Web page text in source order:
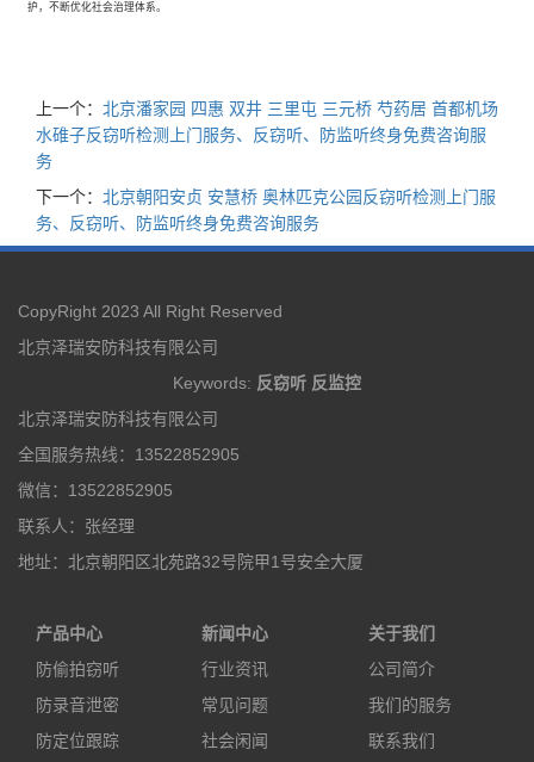
护，不断优化社会治理体系。
上一个： 北京潘家园 四惠 双井 三里屯 三元桥 芍药居 首都机场
水碓子反窃听检测上门服务、反窃听、防监听终身免费咨询服
务
下一个： 北京朝阳安贞 安慧桥 奥林匹克公园反窃听检测上门服
务、反窃听、防监听终身免费咨询服务
CopyRight 2023 All Right Reserved
北京泽瑞安防科技有限公司
Keywords: 反窃听 反监控
北京泽瑞安防科技有限公司
全国服务热线：13522852905
微信：13522852905
联系人：张经理
地址：北京朝阳区北苑路32号院甲1号安全大厦
产品中心
防偷拍窃听
防录音泄密
防定位跟踪
新闻中心
行业资讯
常见问题
社会闲闻
关于我们
公司简介
我们的服务
联系我们